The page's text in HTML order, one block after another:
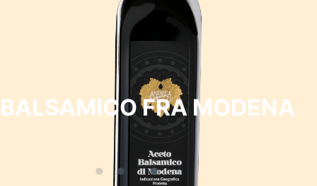
BALSAMICO FRA MODENA